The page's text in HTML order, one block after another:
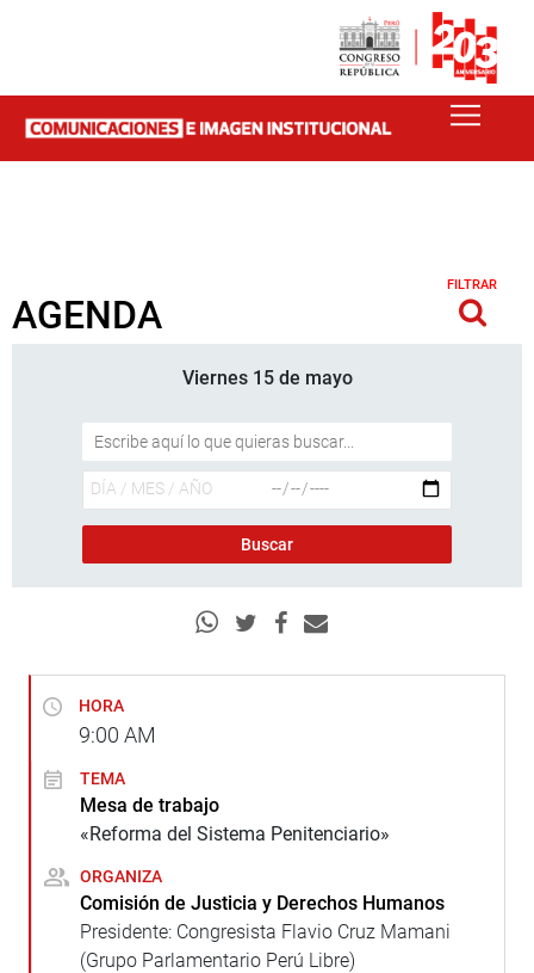
AGENDA
FILTRAR
Viernes 15 de mayo
HORA
9:00 AM
TEMA
Mesa de trabajo
«Reforma del Sistema Penitenciario»
ORGANIZA
Comisión de Justicia y Derechos Humanos
Presidente: Congresista Flavio Cruz Mamani
(Grupo Parlamentario Perú Libre)